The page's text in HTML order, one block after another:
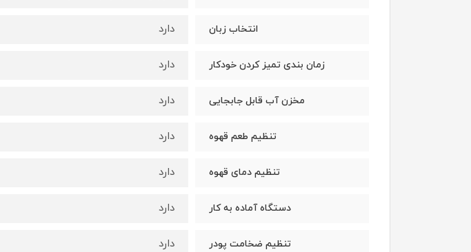
انتخاب زبان دارد
زمان بندی تمیز کردن خودکار دارد
مخزن آب قابل جابجایی دارد
تنظیم طعم قهوه دارد
تنظیم دمای قهوه دارد
دستگاه آماده به کار دارد
تنظیم ضخامت پودر دارد